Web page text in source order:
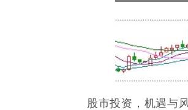
股市投资，机遇与